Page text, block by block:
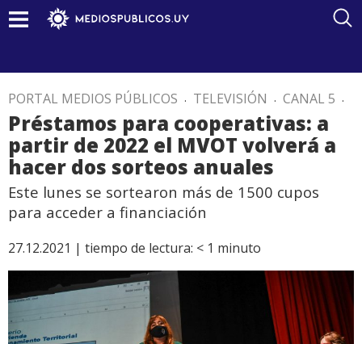
PORTAL MEDIOS PÚBLICOS . TELEVISIÓN . CANAL 5 .
Préstamos para cooperativas: a
partir de 2022 el MVOT volverá a
hacer dos sorteos anuales
Este lunes se sortearon más de 1500 cupos
para acceder a financiación
27.12.2021 | tiempo de lectura: < 1 minuto